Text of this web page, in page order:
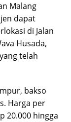
Malang
dapat
di Jalan
Husada,
telah
bakso
Harga per
20.000 hingga